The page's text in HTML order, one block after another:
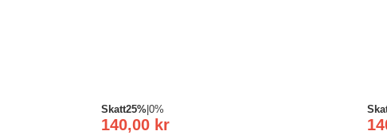
140,00 kr
Skatt25%|0%